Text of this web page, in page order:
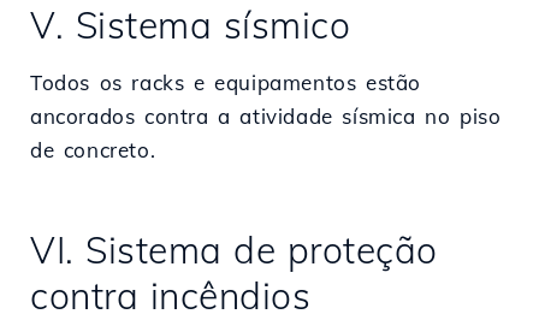
V. Sistema sísmico
Todos os racks e equipamentos estão
ancorados contra a atividade sísmica no piso
de concreto.
VI. Sistema de proteção
contra incêndios